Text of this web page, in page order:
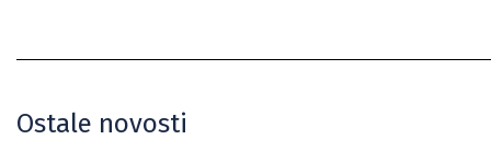
Ostale novosti